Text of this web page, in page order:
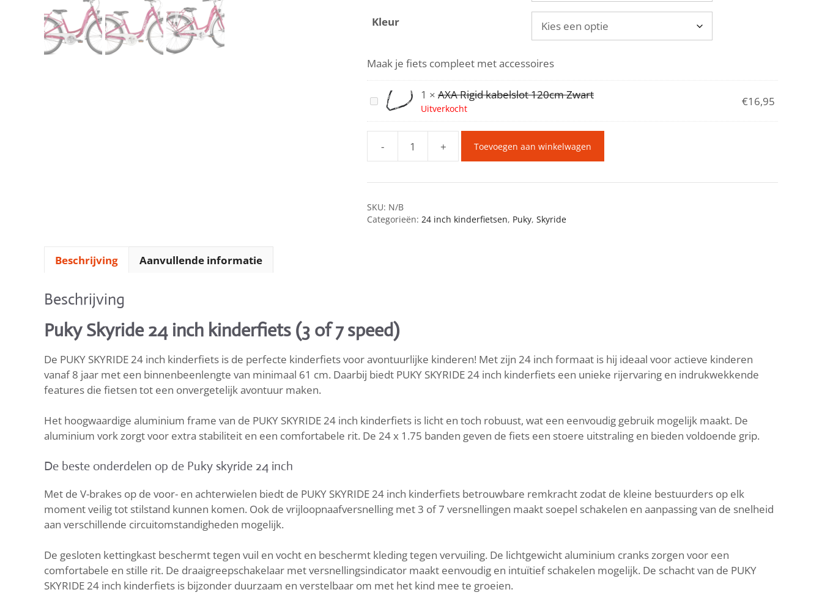
Kleur
Maak je fiets compleet met accessoires
A
A
i
d
k
o
1
2
m
Z
t
1 × AXA Rigid kabelslot 120cm Zwart
Uitverkocht
€16,95
-
Puky
24
kinderfiets
aantal
+ Toevoegen aan winkelwagen
SKU: N/B
Categorieën: 24 inch kinderfietsen, Puky, Skyride
Beschrijving Aanvullende informatie
Beschrijving
Puky Skyride 24 inch kinderfiets (3 of 7 speed)
De PUKY SKYRIDE 24 inch kinderfiets is de perfecte kinderfiets voor avontuurlijke kinderen! Met zijn 24 inch formaat is hij ideaal voor actieve kinderen
vanaf 8 jaar met een binnenbeenlengte van minimaal 61 cm. Daarbij biedt PUKY SKYRIDE 24 inch kinderfiets een unieke rijervaring en indrukwekkende
features die fietsen tot een onvergetelijk avontuur maken.
Het hoogwaardige aluminium frame van de PUKY SKYRIDE 24 inch kinderfiets is licht en toch robuust, wat een eenvoudig gebruik mogelijk maakt. De
aluminium vork zorgt voor extra stabiliteit en een comfortabele rit. De 24 x 1.75 banden geven de fiets een stoere uitstraling en bieden voldoende grip.
De beste onderdelen op de Puky skyride 24 inch
Met de V-brakes op de voor- en achterwielen biedt de PUKY SKYRIDE 24 inch kinderfiets betrouwbare remkracht zodat de kleine bestuurders op elk
moment veilig tot stilstand kunnen komen. Ook de vrijloopnaafversnelling met 3 of 7 versnellingen maakt soepel schakelen en aanpassing van de snelheid
aan verschillende circuitomstandigheden mogelijk.
De gesloten kettingkast beschermt tegen vuil en vocht en beschermt kleding tegen vervuiling. De lichtgewicht aluminium cranks zorgen voor een
comfortabele en stille rit. De draaigreepschakelaar met versnellingsindicator maakt eenvoudig en intuïtief schakelen mogelijk. De schacht van de PUKY
SKYRIDE 24 inch kinderfiets is bijzonder duurzaam en verstelbaar om met het kind mee te groeien.